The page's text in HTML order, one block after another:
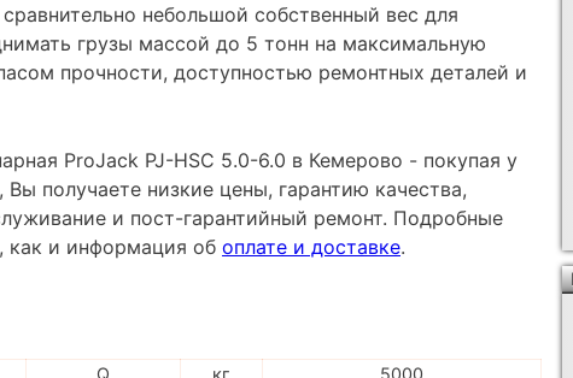
небольшой собственный вес для
грузы массой до 5 тонн на максимальную
прочности, доступностью ремонтных деталей и
ProJack PJ-HSC 5.0-6.0 в Кемерово - покупая у
получаете низкие цены, гарантию качества,
и пост-гарантийный ремонт. Подробные
, как и информация об оплате и доставке.
Q кг
5000